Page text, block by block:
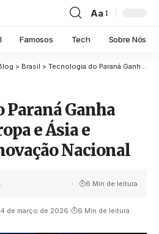
Aa
Famosos Tech Sobre Nós
> Brasil > Tecnologia do Paraná Ganha Espaço na Europa e Ásia e Impulsiona Inovação Nacional
Paraná Ganha
e Ásia e
Nacional
4 de março de 2026 6 Min de leitura
6 Min de leitura